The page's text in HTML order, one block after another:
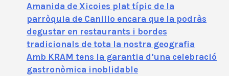
Amanida de Xicoies plat típic de la
parròquia de Canillo encara que la podràs
degustar en restaurants i bordes
tradicionals de tota la nostra geografia
Amb KRAM tens la garantia d’una celebració
gastronòmica inoblidable